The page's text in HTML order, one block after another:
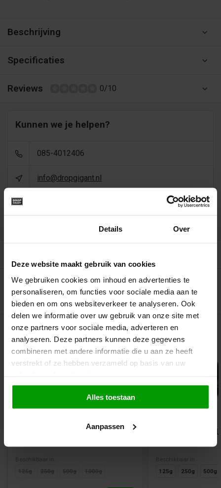
Details Over
Deze website maakt gebruik van cookies
We gebruiken cookies om inhoud en advertenties te
personaliseren, om functies voor sociale media aan te
bieden en om ons websiteverkeer te analyseren. Ook
delen we informatie over uw gebruik van onze site met
onze partners voor sociale media, adverteren en
analyseren. Deze partners kunnen deze gegevens
combineren met andere informatie die u aan ze heeft
verstrekt of ze hebben verzameld op basis van uw
Alles toestaan
Aanpassen
Beschrijving
Specificaties
Reviews 0/10
Kunnen we je helpen?
085-4012406
info@dropgigant.nl
Gerelateerde producten
Echte Hopjes van Rademaker
Beschikbaar in
125g
250g 500g 1000g
Drop Fudge van
125g
250g 500g